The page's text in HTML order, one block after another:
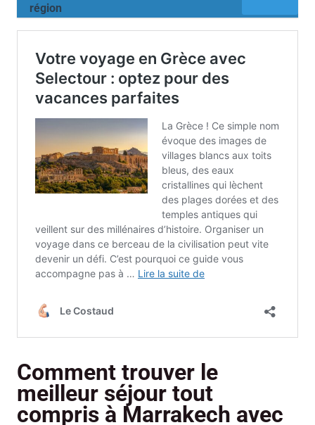
région
Comment trouver le
meilleur séjour tout
compris à Marrakech avec